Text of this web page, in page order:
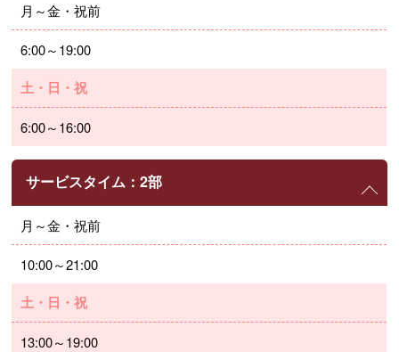
月～金・祝前
6:00～19:00
土・日・祝
6:00～16:00
サービスタイム：2部
月～金・祝前
10:00～21:00
土・日・祝
13:00～19:00